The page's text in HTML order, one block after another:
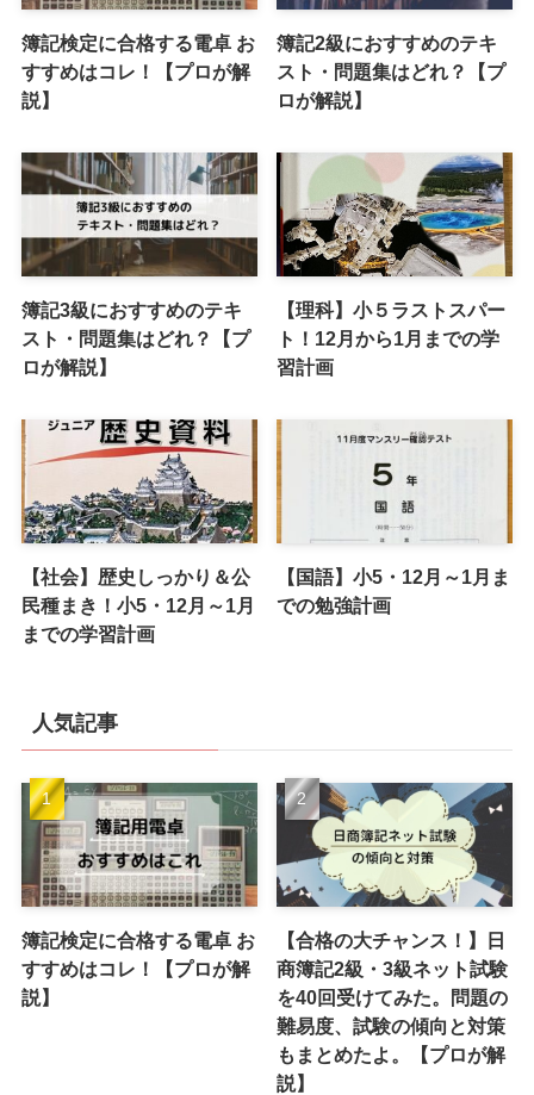
簿記検定に合格する電卓 お
すすめはコレ！【プロが解
説】
簿記2級におすすめのテキ
スト・問題集はどれ？【プ
ロが解説】
簿記3級におすすめのテキ
スト・問題集はどれ？【プ
ロが解説】
【理科】小５ラストスパー
ト！12月から1月までの学
習計画
【社会】歴史しっかり＆公
民種まき！小5・12月～1月
までの学習計画
【国語】小5・12月～1月ま
での勉強計画
人気記事
簿記検定に合格する電卓 お
すすめはコレ！【プロが解
説】
【合格の大チャンス！】日
商簿記2級・3級ネット試験
を40回受けてみた。問題の
難易度、試験の傾向と対策
もまとめたよ。【プロが解
説】